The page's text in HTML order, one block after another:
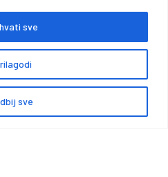
sve
sve
Opći uvjeti poslovanja
Načini i cijene isporuke